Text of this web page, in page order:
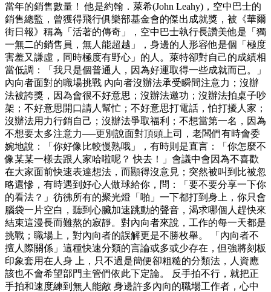
當年的銷售數量！ 他是約翰．萊希(John Leahy)，空中巴士的
銷售總監，曾獲得飛行俱樂部基金會的傑出成就獎，被《華爾
街日報》稱為「活著的傳奇」，空中巴士執行長讚美他是「獨
一無二的銷售員，無人能超越」，身邊的人形容他是個「極度
害羞又謙虛，同時極度有野心」的人。萊特卻對自己的成績相
當低調：「我只是個普通人，因為好運取得一些成就而已。」
內向者面對的職場挑戰 內向者沒辦法承受瞬間注意力；沒辦
法被誇獎，因為會很不好意思；沒辦法邀功；沒辦法拍桌子吵
架；不好意思開口請人幫忙；不好意思打電話，怕打擾人家；
沒辦法用力行銷自己；沒辦法爭取福利；不想當第一名，因為
不想要太多注意力──更別說面對頂頭上司，老闆們有時會委
婉地說：「你好像比較慢熟哦」，有時則是直言：「你怎麼不
像某某一樣去跟人家哈啦呢？ 快去！」會議中會因為不喜歡
在大家面前快速表達想法，而顯得沒意見；突然被叫到比被忽
略還慘，有時遇到好心人做球給你，問：「要不要分享一下你
的看法？」彷彿所有的聚光燈「啪」一下都打到身上，你只會
腦袋一片空白，聽到心臟加速跳動的聲音，渴求哪個人趕快來
結束這漫長而難熬的寂靜。對內向者來說，工作的每一天都是
挑戰；職場上，對內向者的誤解更是不勝枚舉。 「內向者不
擅人際關係」這種快速分類的言論或多或少存在，但強將刻板
印象套用在人身 上，只不過是簡便卻粗糙的分類法，人資應
該也不會希望部門主管們依此下定論。 反手拍不行，就把正
手拍和速度練到無人能敵 身邊許多內向的職場工作者，心中